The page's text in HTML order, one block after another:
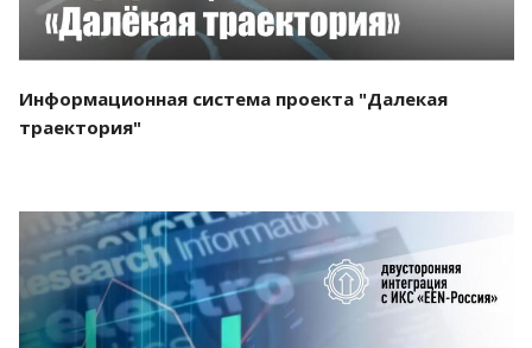
Информационная система проекта "Далекая
траектория"